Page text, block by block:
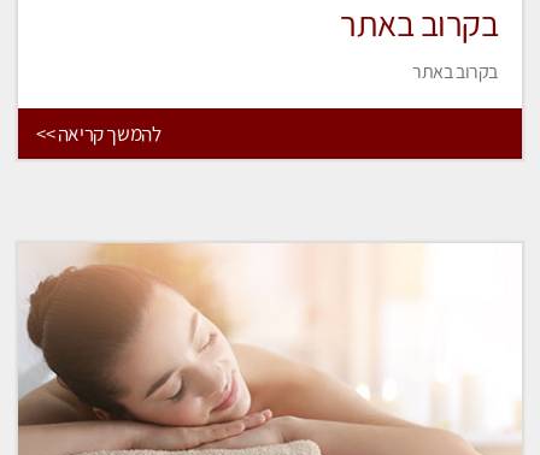
בקרוב באתר
בקרוב באתר
להמשך קריאה >>